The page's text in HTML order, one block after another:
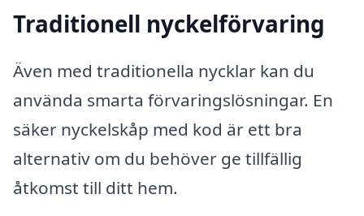
Traditionell nyckelförvaring
Även med traditionella nycklar kan du
använda smarta förvaringslösningar. En
säker nyckelskåp med kod är ett bra
alternativ om du behöver ge tillfällig
åtkomst till ditt hem.